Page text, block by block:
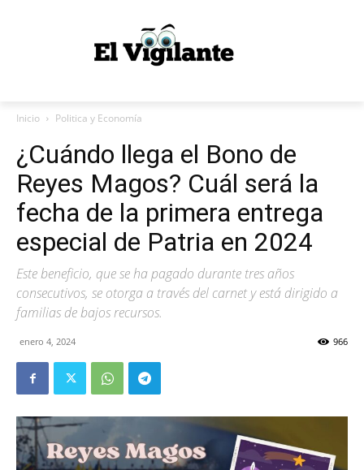
Inicio Politica y Economía
¿Cuándo llega el Bono de
Reyes Magos? Cuál será la
fecha de la primera entrega
especial de Patria en 2024
Este beneficio, que se ha pagado durante tres años
consecutivos, se otorga a través del carnet y está dirigido a
familias de bajos recursos.
enero 4, 2024 966